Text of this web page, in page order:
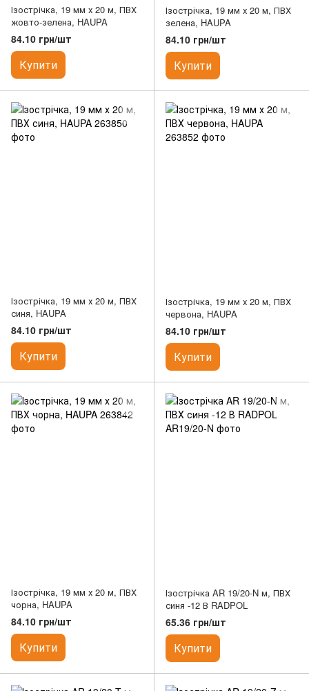
Ізострічка, 19 мм х 20 м, ПВХ
жовто-зелена, HAUPA
84.10 грн/шт
Купити
Ізострічка, 19 мм х 20 м, ПВХ
зелена, HAUPA
84.10 грн/шт
Купити
Ізострічка, 19 мм х 20 м, ПВХ
синя, HAUPA
84.10 грн/шт
Купити
Ізострічка, 19 мм х 20 м, ПВХ
червона, HAUPA
84.10 грн/шт
Купити
Ізострічка, 19 мм х 20 м, ПВХ
чорна, HAUPA
84.10 грн/шт
Купити
Ізострічка AR 19/20-N м, ПВХ
синя -12 В RADPOL
65.36 грн/шт
Купити